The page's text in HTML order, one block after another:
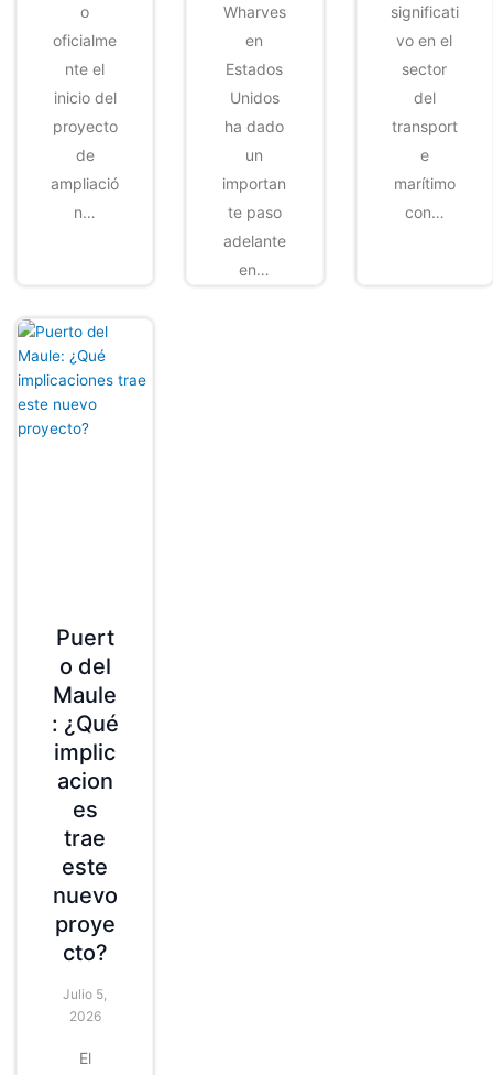
o
oficialme
nte el
inicio del
proyecto
de
ampliació
n…
Wharves
en
Estados
Unidos
ha dado
un
importan
te paso
adelante
en…
significati
vo en el
sector
del
transport
e
marítimo
con…
Puert
o del
Maule
: ¿Qué
implic
acion
es
trae
este
nuevo
proye
cto?
Julio 5,
2026
El